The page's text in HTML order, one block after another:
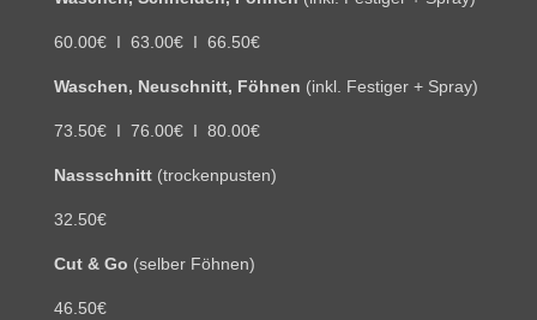
60.00€ I 63.00€ I 66.50€
Waschen, Neuschnitt, Föhnen (inkl. Festiger + Spray)
73.50€ I 76.00€ I 80.00€
Nassschnitt(trockenpusten)
32.50€
Cut & Go (selber Föhnen)
46.50€